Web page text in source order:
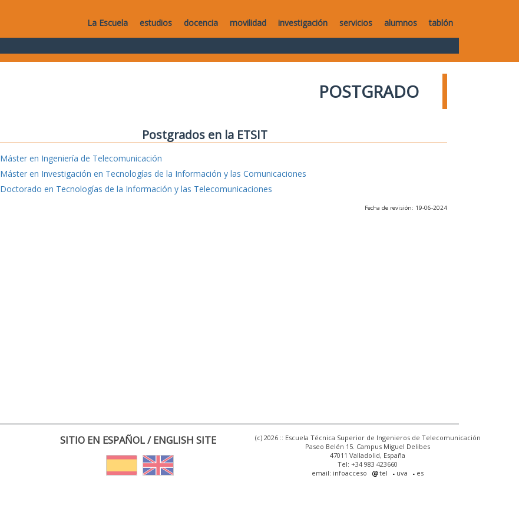
La Escuela estudios docencia movilidad investigación servicios alumnos tablón
POSTGRADO
Postgrados en la ETSIT
Máster en Ingeniería de Telecomunicación
Máster en Investigación en Tecnologías de la Información y las Comunicaciones
Doctorado en Tecnologías de la Información y las Telecomunicaciones
Fecha de revisión: 19-06-2024
SITIO EN ESPAÑOL / ENGLISH SITE
(c) 2026 :: Escuela Técnica Superior de Ingenieros de Telecomunicación
Paseo Belén 15. Campus Miguel Delibes
47011 Valladolid, España
Tel: +34 983 423660
email: infoacceso
tel uva es